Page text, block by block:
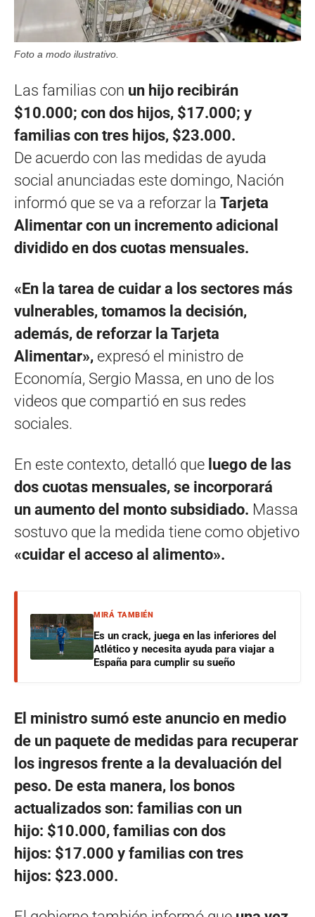
Foto a modo ilustrativo.
Las familias con un hijo recibirán
$10.000; con dos hijos, $17.000; y
familias con tres hijos, $23.000.
De acuerdo con las medidas de ayuda
social anunciadas este domingo, Nación
informó que se va a reforzar la Tarjeta
Alimentar con un incremento adicional
dividido en dos cuotas mensuales.
«En la tarea de cuidar a los sectores más
vulnerables, tomamos la decisión,
además, de reforzar la Tarjeta
Alimentar», expresó el ministro de
Economía, Sergio Massa, en uno de los
videos que compartió en sus redes
sociales.
En este contexto, detalló que luego de las
dos cuotas mensuales, se incorporará
un aumento del monto subsidiado. Massa
sostuvo que la medida tiene como objetivo
«cuidar el acceso al alimento».
MIRÁ TAMBIÉN
Es un crack, juega en las inferiores del
Atlético y necesita ayuda para viajar a
España para cumplir su sueño
El ministro sumó este anuncio en medio
de un paquete de medidas para recuperar
los ingresos frente a la devaluación del
peso. De esta manera, los bonos
actualizados son: familias con un
hijo: $10.000, familias con dos
hijos: $17.000 y familias con tres
hijos: $23.000.